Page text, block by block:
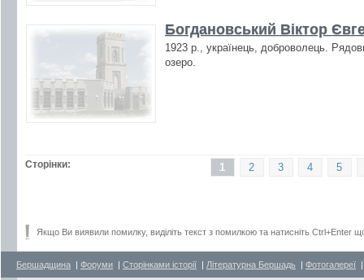
Богдановський Віктор
1923 р., українець, доброволець.
озеро.
Сторінки: 5
4
3
2
1
Якщо Ви виявили помилку, виділіть текст з помилкою та натисніть Ctrl+Enter
Бершадщина | Форуми | Сторінками історії | Літературна Бершадь | Фотогалереї